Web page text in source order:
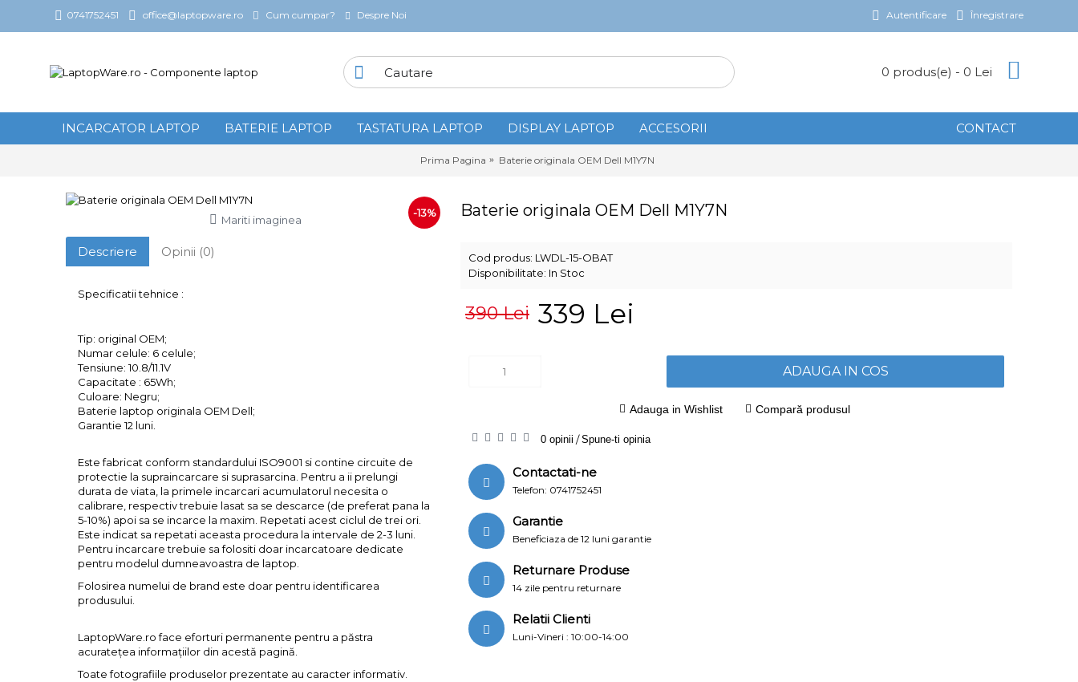
0741752451 office@laptopware.ro Cum cumpar? Despre Noi Autentificare Înregistrare
0 produs(e) - 0 Lei
INCARCATOR LAPTOP BATERIE LAPTOP TASTATURA LAPTOP DISPLAY LAPTOP ACCESORII CONTACT
Prima Pagina Baterie originala OEM Dell M1Y7N
-13%
Mariti imaginea
Descriere Opinii (0)
Specificatii tehnice :
Tip: original OEM;
Numar celule: 6 celule;
Tensiune: 10.8/11.1V
Capacitate : 65Wh;
Culoare: Negru;
Baterie laptop originala OEM Dell;
Garantie 12 luni.
Este fabricat conform standardului ISO9001 si contine circuite de
protectie la supraincarcare si suprasarcina. Pentru a ii prelungi
durata de viata, la primele incarcari acumulatorul necesita o
calibrare, respectiv trebuie lasat sa se descarce (de preferat pana la
5-10%) apoi sa se incarce la maxim. Repetati acest ciclul de trei ori.
Este indicat sa repetati aceasta procedura la intervale de 2-3 luni.
Pentru incarcare trebuie sa folositi doar incarcatoare dedicate
pentru modelul dumneavoastra de laptop.
Folosirea numelui de brand este doar pentru identificarea
produsului.
LaptopWare.ro face eforturi permanente pentru a păstra
acurateţea informaţiilor din acestă pagină.
Toate fotografiile produselor prezentate au caracter informativ.
Baterie originala OEM Dell M1Y7N
Cod produs: LWDL-15-OBAT
Disponibilitate: In Stoc
390 Lei 339 Lei
ADAUGA IN COS
Adauga in Wishlist Compară produsul
0 opinii /Spune-ti opinia
Contactati-ne
Telefon: 0741752451
Garantie
Beneficiaza de 12 luni garantie
Returnare Produse
14 zile pentru returnare
Relatii Clienti
Luni-Vineri : 10:00-14:00